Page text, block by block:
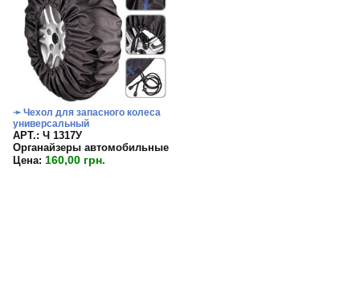
➛ Чехол для запасного колеса
универсальный
APT.: Ч 1317У
Органайзеры автомобильные
Цена: 160,00 грн.